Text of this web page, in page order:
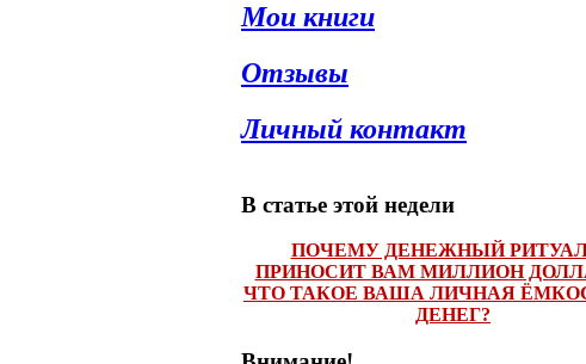
Мои книги
Отзывы
Личный контакт
В статье этой недели
ПОЧЕМУ ДЕНЕЖНЫЙ
ПРИНОСИТ ВАМ МИЛЛИОН
ЧТО ТАКОЕ ВАША ЛИЧНАЯ
ДЕНЕГ?